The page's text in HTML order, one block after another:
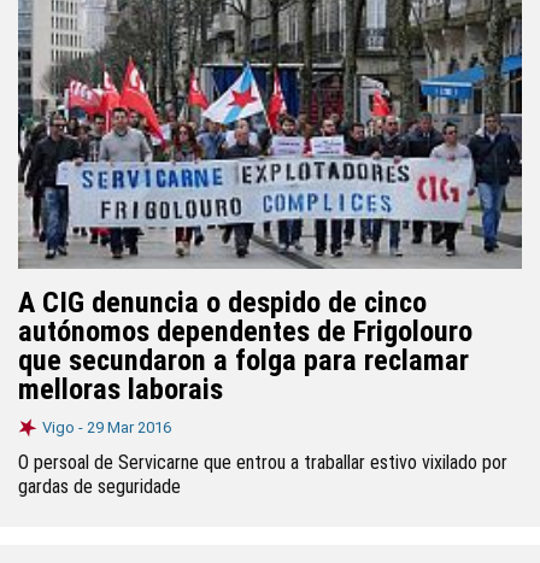
A CIG denuncia o despido de cinco
autónomos dependentes de Frigolouro
que secundaron a folga para reclamar
melloras laborais
Vigo - 29 Mar 2016
O persoal de Servicarne que entrou a traballar estivo vixilado por
gardas de seguridade